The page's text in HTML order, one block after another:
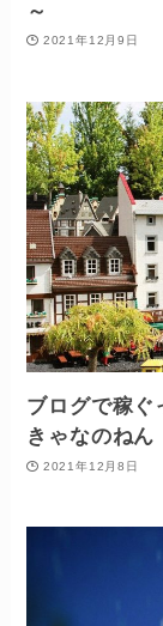
～
2021年12月9日
ブログで稼ぐ
きゃなのねん
2021年12月8日